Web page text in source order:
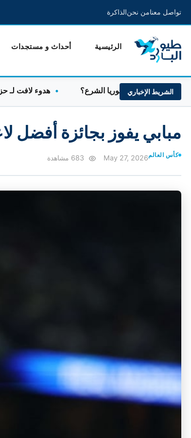
تواصل معنامن نحنالذاكرة
الرئيسية أحداث و مستجدات
الشريط الإخباري
الله" مع سوريا الشرع؟ هدوء لافت لـ حزب
مبابي يفوز بجائزة
كأس العالمMay 27, 2026